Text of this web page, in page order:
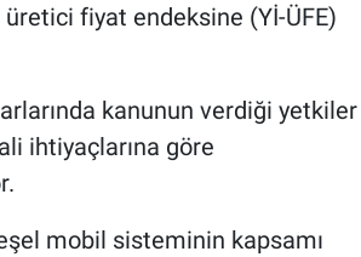
fiyat endeksine (Yİ-ÜFE)
kanunun verdiği yetkiler
ihtiyaçlarına göre
mobil sisteminin kapsamı